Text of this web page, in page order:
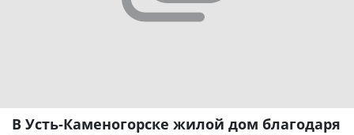
В Усть-Каменогорске жилой дом благодаря